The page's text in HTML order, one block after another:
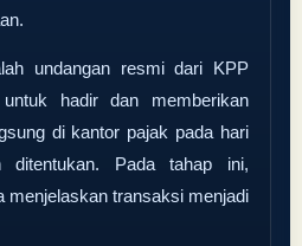
undangan resmi dari KPP
hadir dan memberikan
di kantor pajak pada hari
Pada tahap ini,
menjelaskan transaksi menjadi